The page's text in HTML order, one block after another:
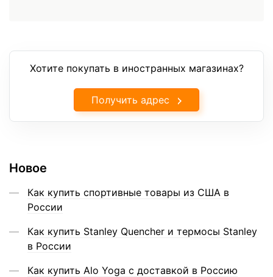
Хотите покупать в иностранных магазинах?
Получить адрес
Новое
Как купить спортивные товары из США в
России
Как купить Stanley Quencher и термосы Stanley
в России
Как купить Alo Yoga с доставкой в Россию